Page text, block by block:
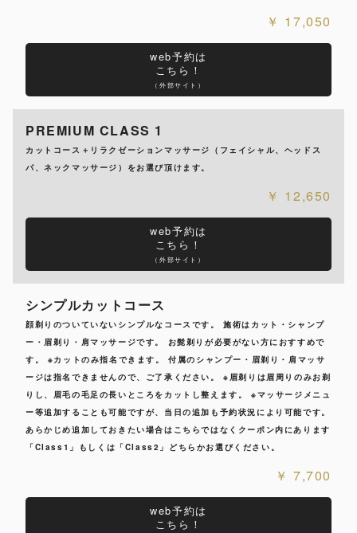
17,050
web予約は
こちら！
（外部サイト）
PREMIUM CLASS 1
カットコース＋リラクゼーションマッサージ（フェイシャル、ヘッドス
パ、ネックマッサージ）をお選び頂けます。
12,650
web予約は
こちら！
（外部サイト）
シンプルカットコース
顔剃りのついていないシンプルなコースです。 施術はカット・シャンプ
ー・眉剃り・肩マッサージです。 お髭剃りが必要がない方におすすめで
す。 ※カットのみ指名できます。 付属のシャンプー・眉剃り・肩マッサ
ージは指名できませんので、ご了承ください。 ※眉剃りは眉周りのみお剃
りし、眉毛の毛足の長いところをカットし整えます。 ※マッサージメニュ
ー等追加することも可能ですが、当日の追加も予約状況により可能です。
あらかじめ追加しておきたい場合はこちらではなくクーポン内にあります
「Class1」もしくは「Class2」どちらかお選びください。
7,700
web予約は
こちら！